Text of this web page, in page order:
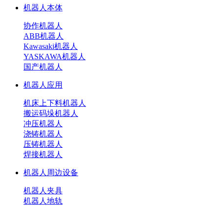
机器人本体
协作机器人
ABB机器人
Kawasaki机器人
YASKAWA机器人
国产机器人
机器人应用
机床上下料机器人
搬运码垛机器人
冲压机器人
浇铸机器人
压铸机器人
焊接机器人
机器人周边设备
机器人夹具
机器人地轨